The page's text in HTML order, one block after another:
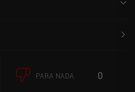
4,7 sobre 5,0 en la App Store
PARA NADA 0